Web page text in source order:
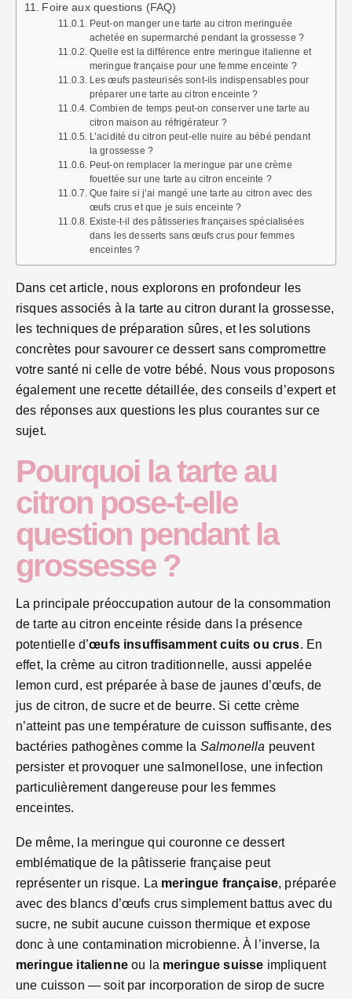
Foire aux questions (FAQ)
Peut-on manger une tarte au citron meringuée
achetée en supermarché pendant la grossesse ?
Quelle est la différence entre meringue italienne et
meringue française pour une femme enceinte ?
Les œufs pasteurisés sont-ils indispensables pour
préparer une tarte au citron enceinte ?
Combien de temps peut-on conserver une tarte au
citron maison au réfrigérateur ?
L’acidité du citron peut-elle nuire au bébé pendant
la grossesse ?
Peut-on remplacer la meringue par une crème
fouettée sur une tarte au citron enceinte ?
Que faire si j’ai mangé une tarte au citron avec des
œufs crus et que je suis enceinte ?
Existe-t-il des pâtisseries françaises spécialisées
dans les desserts sans œufs crus pour femmes
enceintes ?
Dans cet article, nous explorons en profondeur les
risques associés à la tarte au citron durant la grossesse,
les techniques de préparation sûres, et les solutions
concrètes pour savourer ce dessert sans compromettre
votre santé ni celle de votre bébé. Nous vous proposons
également une recette détaillée, des conseils d’expert et
des réponses aux questions les plus courantes sur ce
sujet.
Pourquoi la tarte au
citron pose-t-elle
question pendant la
grossesse ?
La principale préoccupation autour de la consommation
de tarte au citron enceinte réside dans la présence
potentielle d’œufs insuffisamment cuits ou crus. En
effet, la crème au citron traditionnelle, aussi appelée
lemon curd, est préparée à base de jaunes d’œufs, de
jus de citron, de sucre et de beurre. Si cette crème
n’atteint pas une température de cuisson suffisante, des
bactéries pathogènes comme la Salmonella peuvent
persister et provoquer une salmonellose, une infection
particulièrement dangereuse pour les femmes
enceintes.
De même, la meringue qui couronne ce dessert
emblématique de la pâtisserie française peut
représenter un risque. La meringue française, préparée
avec des blancs d’œufs crus simplement battus avec du
sucre, ne subit aucune cuisson thermique et expose
donc à une contamination microbienne. À l’inverse, la
meringue italienneou la meringue suisse impliquent
une cuisson — soit par incorporation de sirop de sucre